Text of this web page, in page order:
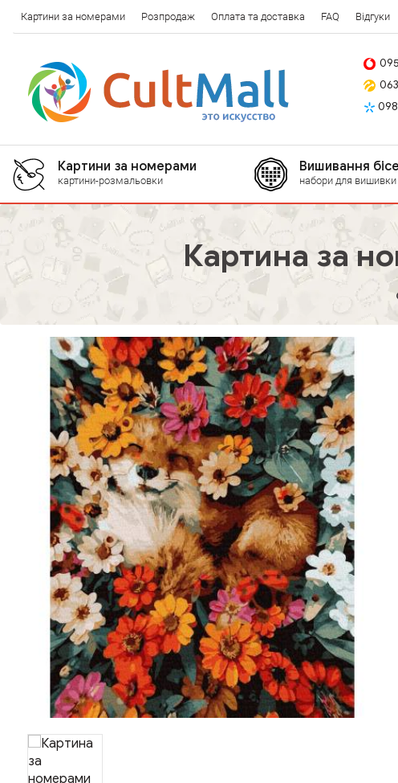
Картини за номерами Розпродаж Оплата та доставка FAQ Відгуки
095
063
098
Картини за номерами
картини-розмальовки
Вишивання
набори для вишивки
Картина за